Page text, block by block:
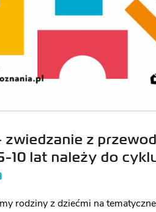
z
10 lat należy do
rodziny z dziećmi na